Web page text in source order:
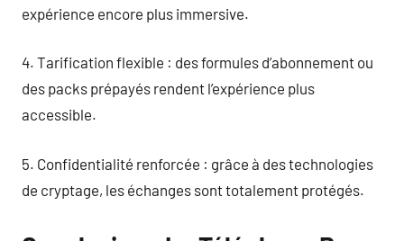
expérience encore plus immersive.
4. Tarification flexible : des formules d’abonnement ou
des packs prépayés rendent l’expérience plus
accessible.
5. Confidentialité renforcée : grâce à des technologies
de cryptage, les échanges sont totalement protégés.